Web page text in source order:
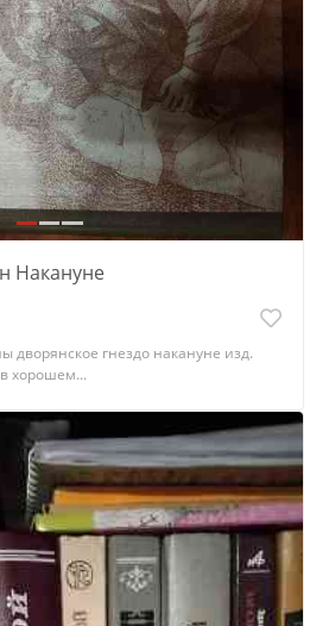
Накануне
дворянское гнездо накануне изд.
хорошем...